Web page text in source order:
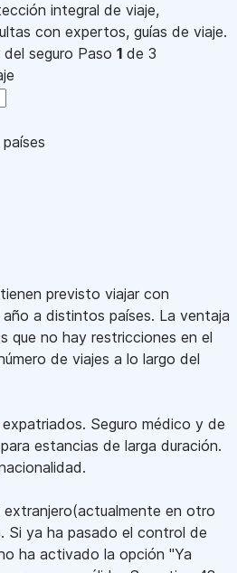
integral de viaje,
con expertos, guías de viaje.
seguro Paso 1 de 3
previsto viajar con
a distintos países. La ventaja
que no hay restricciones en el
de viajes a lo largo del
Seguro médico y de
estancias de larga duración.
extranjero(actualmente en otro
Si ya ha pasado el control de
ha activado la opción "Ya